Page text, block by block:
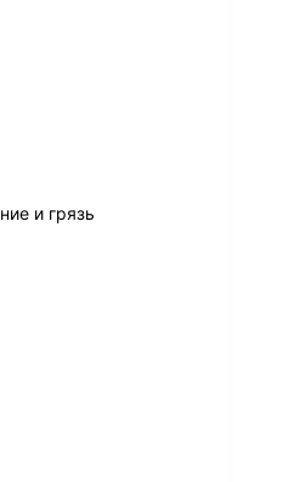
и грязь